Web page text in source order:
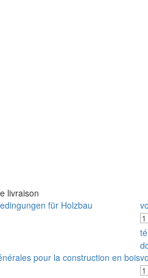
livraison
für Holzbau
pour la construction en bois